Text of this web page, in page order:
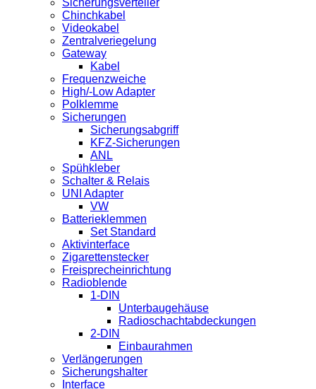
Chinchkabel
Videokabel
Zentralveriegelung
Gateway
Kabel
Frequenzweiche
High/-Low Adapter
Polklemme
Sicherungen
Sicherungsabgriff
KFZ-Sicherungen
ANL
Spühkleber
Schalter & Relais
UNI Adapter
VW
Batterieklemmen
Set Standard
Aktivinterface
Zigarettenstecker
Freisprecheinrichtung
Radioblende
1-DIN
Unterbaugehäuse
Radioschachtabdeckungen
2-DIN
Einbaurahmen
Verlängerungen
Sicherungshalter
Interface